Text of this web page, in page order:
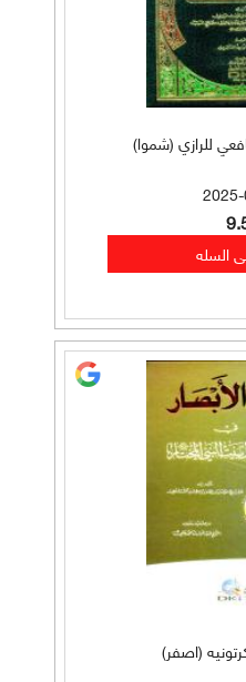
للرازي (شموا)
(اصفر)